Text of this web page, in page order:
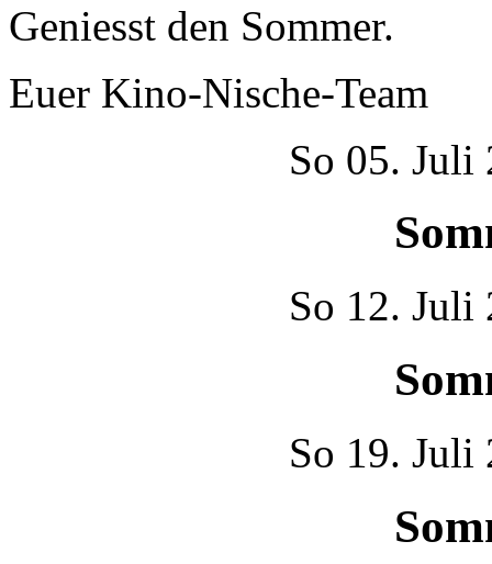
Geniesst den Sommer.
Euer Kino-Nische-Team
So 05. Juli
So 12. Juli
So 19. Juli